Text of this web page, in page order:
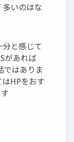
多いのはな
と感じて
があれば
ではありま
HPをおす